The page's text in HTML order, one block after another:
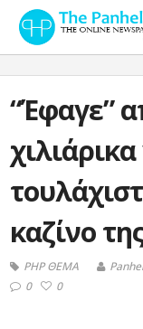
“Έφαγε”
καζίνο
PHP ΘΕΜΑ
0
0